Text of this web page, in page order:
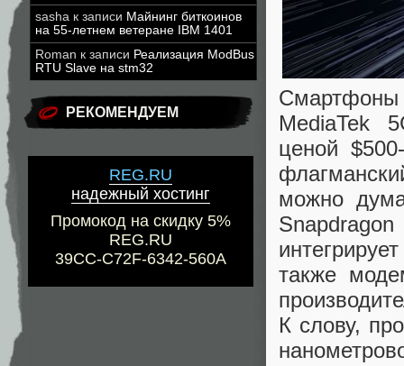
sasha к записи Майнинг биткоинов
на 55-летнем ветеране IBM 1401
Roman к записи Реализация ModBus
RTU Slave на stm32
РЕКОМЕНДУЕМ
REG.RU
надежный хостинг
Промокод на скидку 5%
REG.RU
39CC-C72F-6342-560A
MediaTek
ценой
можно
также
К слову,